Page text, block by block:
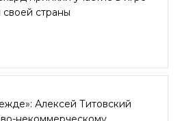
страны
Алексей Титовский